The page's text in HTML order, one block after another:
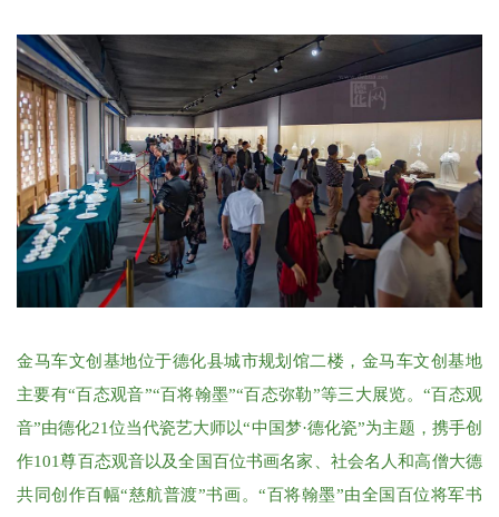
金马车文创基地位于德化县城市规划馆二楼， 金马车文创基地
主要有“百态观音”“百将翰墨”“百态弥勒”等三大展览。“百态观
音”由德化21位当代瓷艺大师以“中国梦·德化瓷”为主题，携手创
作101尊百态观音以及全国百位书画名家、社会名人和高僧大德
共同创作百幅“慈航普渡”书画。“百将翰墨”由全国百位将军书